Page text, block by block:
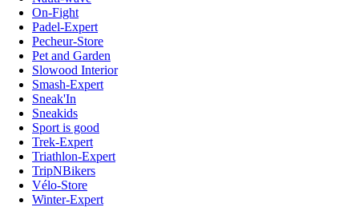
On-Fight
Padel-Expert
Pecheur-Store
Pet and Garden
Slowood Interior
Smash-Expert
Sneak'In
Sneakids
Sport is good
Trek-Expert
Triathlon-Expert
TripNBikers
Vélo-Store
Winter-Expert